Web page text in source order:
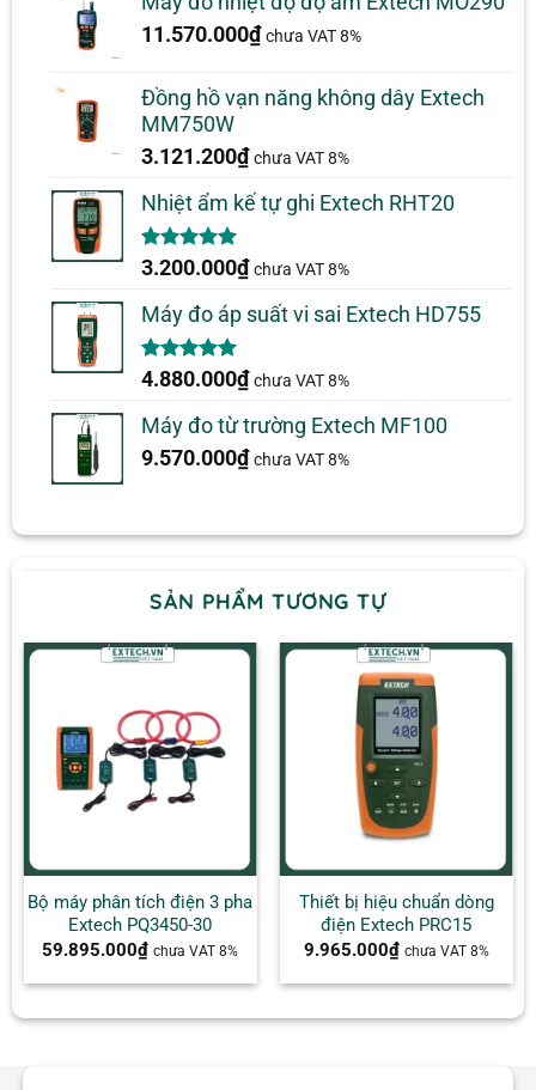
11.570.000₫ chưa VAT 8%
Đồng hồ vạn năng không dây Extech
MM750W
3.121.200₫ chưa VAT 8%
Nhiệt ẩm kế tự ghi Extech RHT20
5.00trên 5
2
đánh giá
3.200.000₫ chưa VAT 8%
Máy đo áp suất vi sai Extech HD755
5.00trên 5
1
đánh giá
4.880.000₫ chưa VAT 8%
Máy đo từ trường Extech MF100
9.570.000₫ chưa VAT 8%
SẢN PHẨM TƯƠNG TỰ
Bộ máy phân tích điện 3 pha
Extech PQ3450-30
59.895.000₫ chưa VAT 8%
Thiết bị hiệu chuẩn dòng
điện Extech PRC15
9.965.000₫ chưa VAT 8%